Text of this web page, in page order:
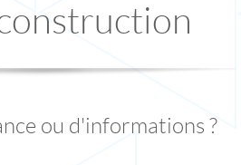
ou d'informations ?